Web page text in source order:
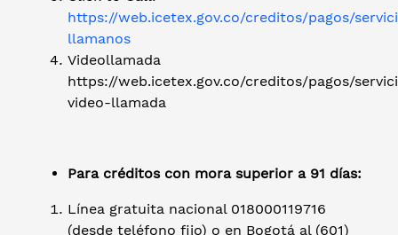
https://web.icetex.gov.co/creditos/pagos/
llamanos
Videollamada
https://web.icetex.gov.co/creditos/pagos/
video-llamada
Para créditos con mora superior a 91 días:
Línea gratuita nacional 018000119716
(desde teléfono fijo) o en Bogotá al (601)